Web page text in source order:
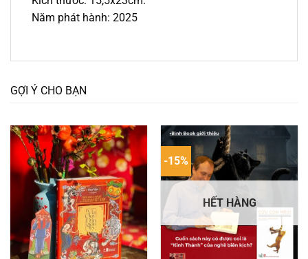
Năm phát hành: 2025
GỢI Ý CHO BẠN
-15%
HẾT HÀNG